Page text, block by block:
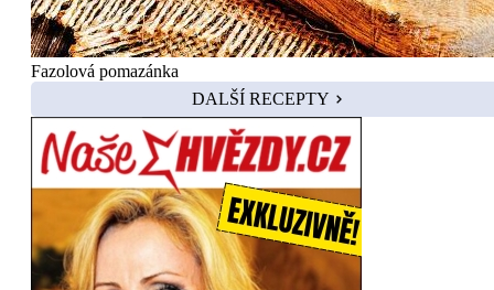
Fazolová pomazánka
DALŠÍ RECEPTY